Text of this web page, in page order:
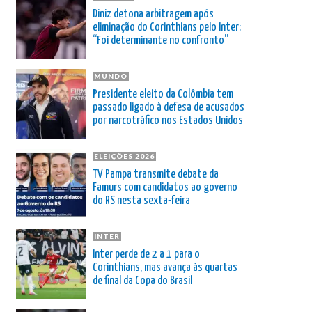
Diniz detona arbitragem após
eliminação do Corinthians pelo Inter:
“Foi determinante no confronto”
MUNDO
Presidente eleito da Colômbia tem
passado ligado à defesa de acusados
por narcotráfico nos Estados Unidos
ELEIÇÕES 2026
TV Pampa transmite debate da
Famurs com candidatos ao governo
do RS nesta sexta-feira
INTER
Inter perde de 2 a 1 para o
Corinthians, mas avança às quartas
de final da Copa do Brasil